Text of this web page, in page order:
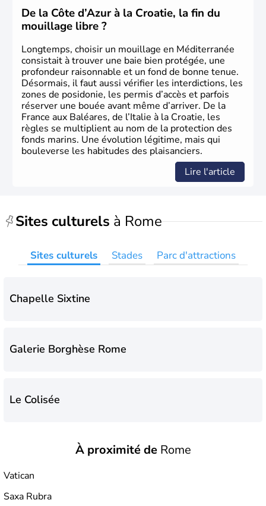
De la Côte d’Azur à la Croatie, la fin du
mouillage libre ?
Longtemps, choisir un mouillage en Méditerranée
consistait à trouver une baie bien protégée, une
profondeur raisonnable et un fond de bonne tenue.
Désormais, il faut aussi vérifier les interdictions, les
zones de posidonie, les permis d’accès et parfois
réserver une bouée avant même d’arriver. De la
France aux Baléares, de l’Italie à la Croatie, les
règles se multiplient au nom de la protection des
fonds marins. Une évolution légitime, mais qui
bouleverse les habitudes des plaisanciers.
Lire l'article
Sites culturels à Rome
Sites culturels Stades Parc d'attractions
Chapelle Sixtine
Galerie Borghèse Rome
Le Colisée
À proximité deRome
Vatican
Saxa Rubra